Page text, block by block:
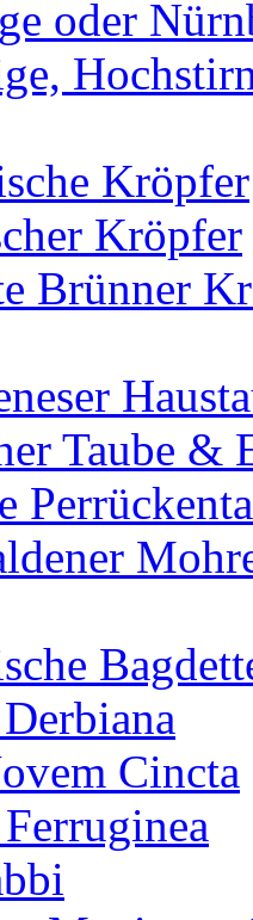
oder
Kröpfer
Kröpfer
Brünner
Taube &
Cincta